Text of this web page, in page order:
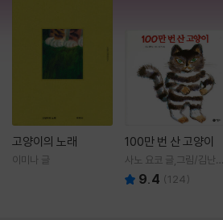
고양이의 노래
이미나 글
100만 번 산 고양이
사노 요코 글,그림/김난주
역 9.4 (124)